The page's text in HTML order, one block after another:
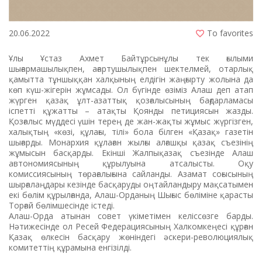
20.06.2022 To favorites
Ұлы Ұстаз Ахмет Байтұрсынұлы тек ғылыми
шығармашылықпен, ағартушылықпен шектелмей, отарлық
қамытта тұншыққан халқының елдігін жаңғырту жолына да
көп күш-жігерін жұмсады. Ол бүгінде өзіміз Алаш деп атап
жүрген қазақ ұлт-азаттық қозғалысының бағдарламасы
іспетті құжатты – атақты Қоянды петициясын жазды.
Қозғалыс мүддесі үшін терең де жан-жақты жұмыс жүргізген,
халықтың «көзі, құлағы, тілі» бола білген «Қазақ» газетін
шығарды. Монархия құлаған жылғы алғашқы қазақ съезінің
жұмысын басқарды. Екінші Жалпықазақ съезінде Алаш
автономиясының құрылуына атсалысты. Оқу
комиссиясының төрағалығына сайланды. Азамат соғысының
шырғалаңдары кезінде басқаруды оңтайландыру мақсатымен
екі бөлім құрылғанда, Алаш-Орданың Шығыс бөліміне қарасты
Торғай бөлімшесінде істеді.
Алаш-Орда атынан совет үкіметімен келіссөзге барды.
Нәтижесінде ол Ресей Федерациясының Халкомкеңесі құрған
Қазақ өлкесін басқару жөніндегі әскери-революциялық
комитеттің құрамына енгізілді.